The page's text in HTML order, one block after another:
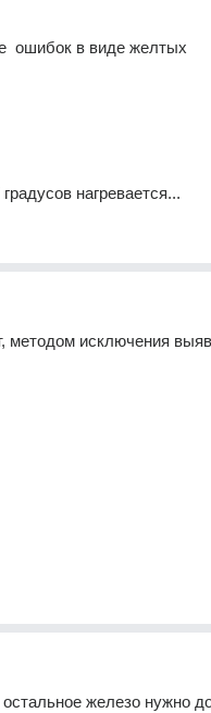
ошибок в виде желтых
нагревается...
методом исключения
железо нужно